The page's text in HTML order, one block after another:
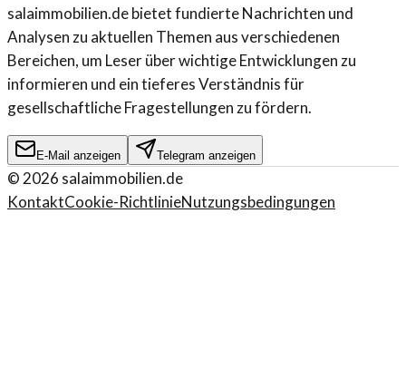
salaimmobilien.de bietet fundierte Nachrichten und
Analysen zu aktuellen Themen aus verschiedenen
Bereichen, um Leser über wichtige Entwicklungen zu
informieren und ein tieferes Verständnis für
gesellschaftliche Fragestellungen zu fördern.
E-Mail anzeigen Telegram anzeigen
© 2026 salaimmobilien.de
KontaktCookie-RichtlinieNutzungsbedingungen